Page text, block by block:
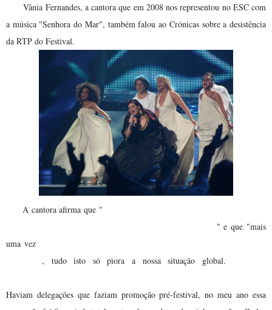
Vânia Fernandes, a cantora que em 2008 nos representou no ESC com
a música "Senhora do Mar", também falou ao Crónicas sobre a desistência
da RTP do Festival.
A cantora afirma que "
" e que "mais
uma vez
, tudo isto só piora a nossa situação global.
Haviam delegações que faziam promoção pré-festival, no meu ano essa